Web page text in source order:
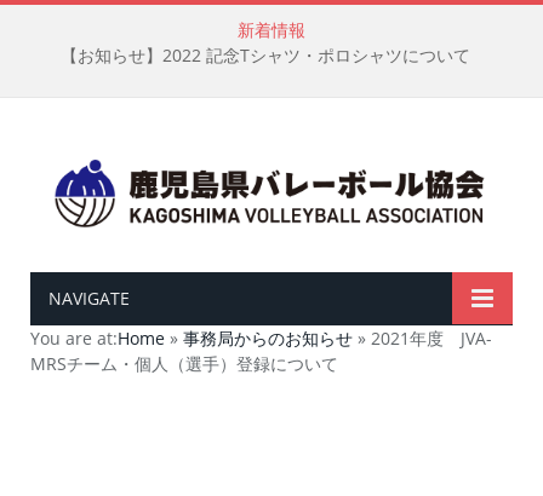
新着情報
【お知らせ】2022 記念Tシャツ・ポロシャツについて
NAVIGATE
You are at:Home » 事務局からのお知らせ » 2021年度 JVA-
MRSチーム・個人（選手）登録について